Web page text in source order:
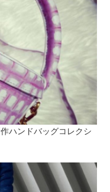
ハンドバッグコレクシ